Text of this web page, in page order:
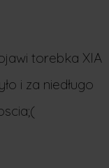
torebka XIA
i za niedługo